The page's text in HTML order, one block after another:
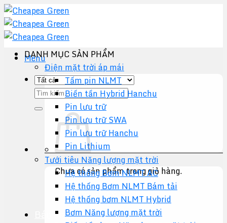
Chuyển
đến
nội
dung
Menu
Tìm
kiếm:
Chưa có sản phẩm trong giỏ hàng.
Quay trở lại cửa hàng
Báo giá +
DANH MỤC SẢN PHẨM
Điện mặt trời áp mái
Tấm pin NLMT
Biến tần Hybrid Hanchu
Pin lưu trữ
Pin lưu trữ SWA
Pin lưu trữ Hanchu
Pin Lithium
Tưới tiêu Năng lượng mặt trời
Hệ thống Bơm NLMT AC
Hệ thống Bơm NLMT Bám tải
Hệ thống bơm NLMT Hybrid
Bơm Năng lượng mặt trời